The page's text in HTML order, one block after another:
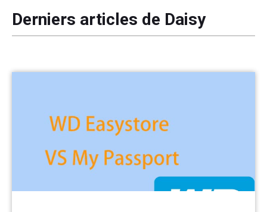
Derniers articles de Daisy